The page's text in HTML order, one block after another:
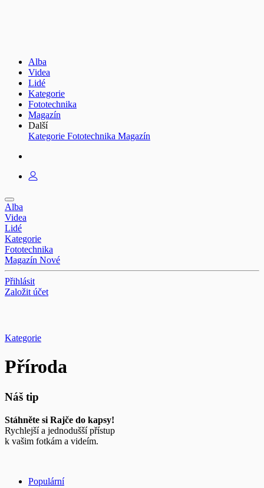
Alba
Videa
Lidé
Kategorie
Fototechnika
Magazín
Další
Kategorie Fototechnika Magazín
Alba
Videa
Lidé
Kategorie
Fototechnika
Magazín Nové
Přihlásit
Založit účet
Kategorie
Příroda
Náš tip
Stáhněte si Rajče do kapsy!
Rychlejší a jednodušší přístup
k vašim fotkám a videím.
Populární